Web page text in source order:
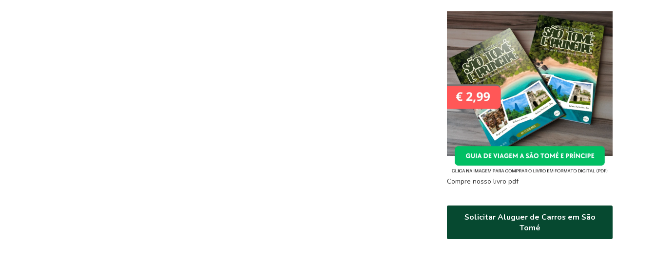
Compre nosso livro pdf
Solicitar Aluguer de Carros em São
Tomé